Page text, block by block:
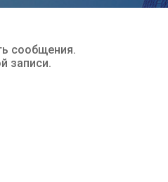
сообщения.
записи.